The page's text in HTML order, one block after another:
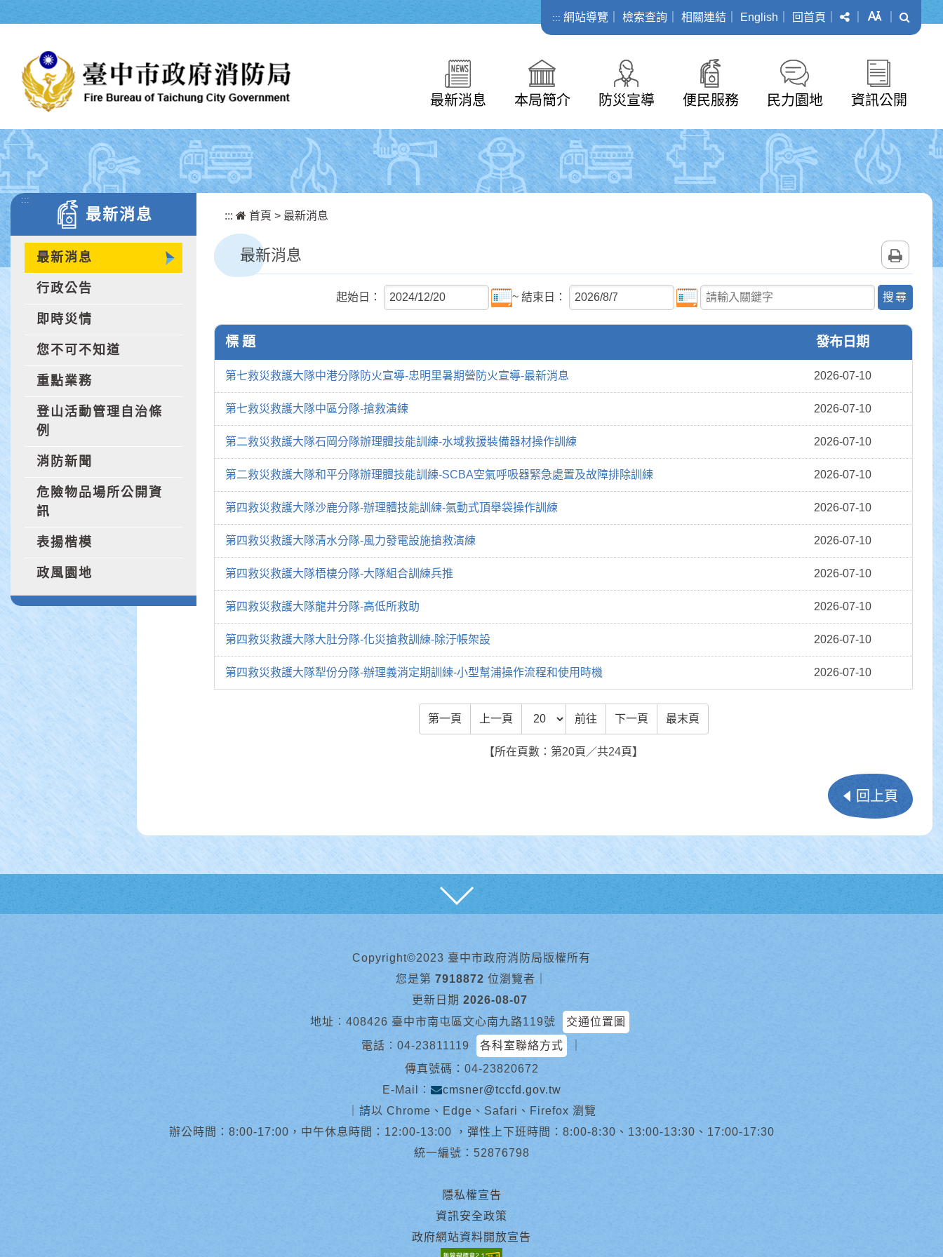
::: 網站導覽 檢索查詢 相關連結 English 回首頁 分享 字級
最新消息 本局簡介 防災宣導 便民服務 民力園地 資訊公開
:::
最新消息
最新消息
行政公告
即時災情
您不可不知道
重點業務
登山活動管理自治條
例
消防新聞
危險物品場所公開資
訊
表揚楷模
政風園地
::: 首頁 > 最新消息
最新消息
起始日： ~ 結束日： 關鍵字查詢
標 題 發布日期
第七救災救護大隊中港分隊防火宣導-忠明里暑期營防火宣導-最新消息 2026-07-10
第七救災救護大隊中區分隊-搶救演練 2026-07-10
第二救災救護大隊石岡分隊辦理體技能訓練-水域救援裝備器材操作訓練 2026-07-10
第二救災救護大隊和平分隊辦理體技能訓練-SCBA空氣呼吸器緊急處置及故障排除訓練 2026-07-10
第四救災救護大隊沙鹿分隊-辦理體技能訓練-氣動式頂舉袋操作訓練 2026-07-10
第四救災救護大隊清水分隊-風力發電設施搶救演練 2026-07-10
第四救災救護大隊梧棲分隊-大隊組合訓練兵推 2026-07-10
第四救災救護大隊龍井分隊-高低所救助 2026-07-10
第四救災救護大隊大肚分隊-化災搶救訓練-除汙帳架設 2026-07-10
第四救災救護大隊犁份分隊-辦理義消定期訓練-小型幫浦操作流程和使用時機 2026-07-10
第一頁 上一頁 前往頁數 前往 下一頁 最末頁
【所在頁數：第20頁／共24頁】
回上頁
Copyright©2023 臺中市政府消防局版權所有
您是第 7918872 位瀏覽者
更新日期 2026-08-07
地址︰408426 臺中市南屯區文心南九路119號
交通位置圖
電話︰ 04-23811119 各科室聯絡方式
傳真號碼：04-23820672
E-Mail︰
cmsner@tccfd.gov.tw
請以 Chrome、Edge、Safari、Firefox 瀏覽
辦公時間：8:00-17:00，中午休息時間：12:00-13:00 ，彈性上下班時間：8:00-8:30、13:00-13:30、17:00-17:30
統一編號：52876798
隱私權宣告
資訊安全政策
政府網站資料開放宣告